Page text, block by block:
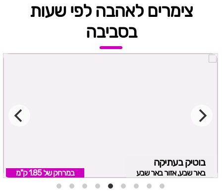
צימרים לאהבה לפי שעות
בסביבה
בוטיק בעתיקה
באר שבע, אזור באר שבע במרחק של 1.85 ק"מ